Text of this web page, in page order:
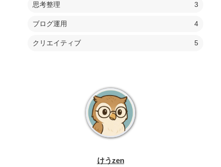
思考整理 3
ブログ運用 4
クリエイティブ 5
けうzen